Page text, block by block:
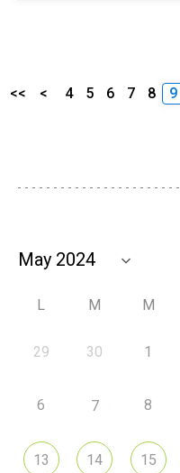
<< < 4 5 6 7 8 9
L M M
29 30 1
6 7 8
13 14 15